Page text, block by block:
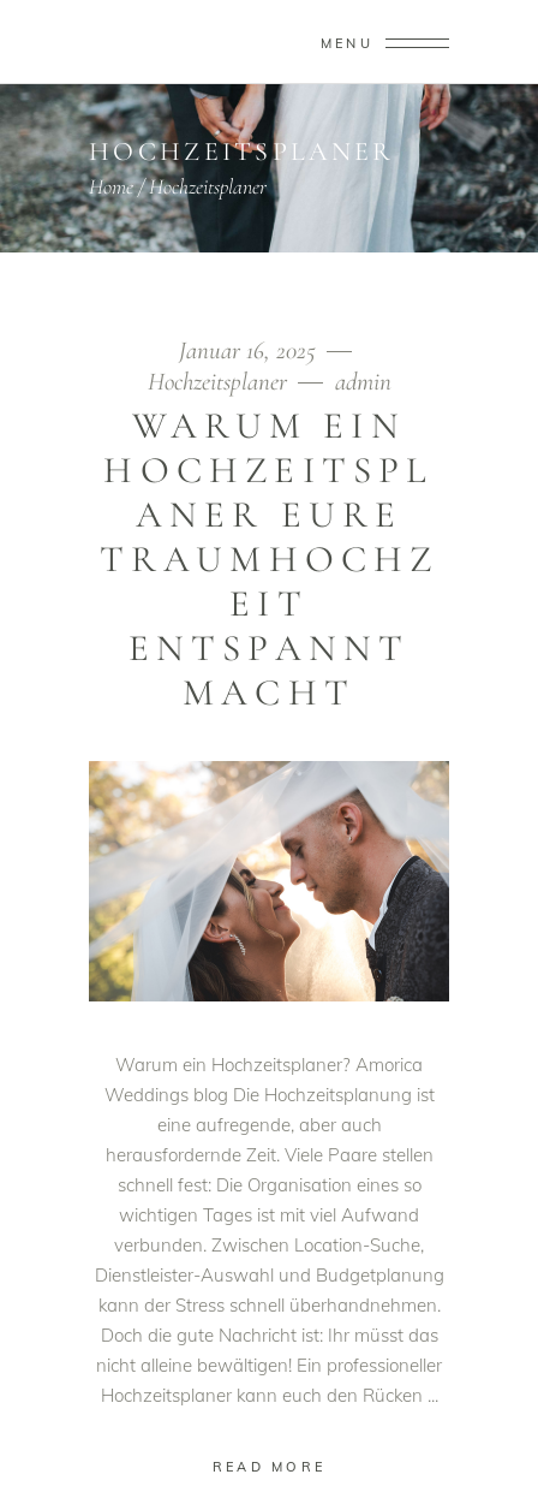
MENU
HOCHZEITSPLANER
Home/Hochzeitsplaner
Januar 16, 2025
Hochzeitsplaner
admin
WARUM EIN
HOCHZEITSPL
ANER EURE
TRAUMHOCHZ
EIT
ENTSPANNT
MACHT
Warum ein Hochzeitsplaner? Amorica
Weddings blog Die Hochzeitsplanung ist
eine aufregende, aber auch
herausfordernde Zeit. Viele Paare stellen
schnell fest: Die Organisation eines so
wichtigen Tages ist mit viel Aufwand
verbunden. Zwischen Location-Suche,
Dienstleister-Auswahl und Budgetplanung
kann der Stress schnell überhandnehmen.
Doch die gute Nachricht ist: Ihr müsst das
nicht alleine bewältigen! Ein professioneller
Hochzeitsplaner kann euch den Rücken
READ MORE